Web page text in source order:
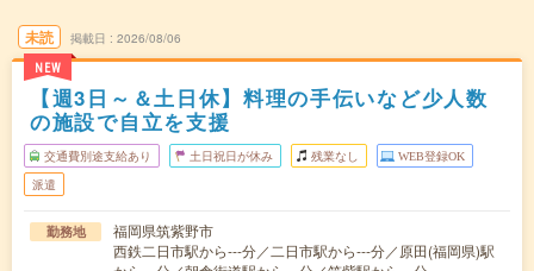
未読
NEW
掲載日 2026/08/06
【週3日～＆土日休】料理の手伝いなど少人数
の施設で自立を支援
交通費別途支給あり 土日祝日が休み 残業なし WEB登録OK
派遣
勤務地
福岡県筑紫野市
西鉄二日市駅から---分／二日市駅から---分／原田(福岡県)駅